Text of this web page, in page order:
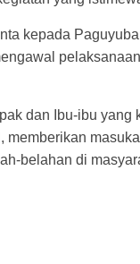
kepada
dan Ibu-ibu yang
memberikan
belahan di